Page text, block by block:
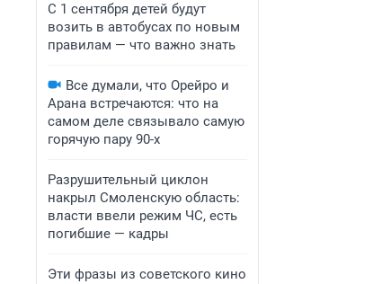
С 1 сентября детей будут
возить в автобусах по новым
правилам — что важно знать
Все думали, что Орейро и
Арана встречаются: что на
самом деле связывало самую
горячую пару 90-х
Разрушительный циклон
накрыл Смоленскую область:
власти ввели режим ЧС, есть
погибшие — кадры
Эти фразы из советского кино